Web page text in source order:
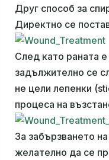
Друг способ за
Директно се
След като раната
задължително се
не цели лепенки
процеса на
За забързването
желателно да се